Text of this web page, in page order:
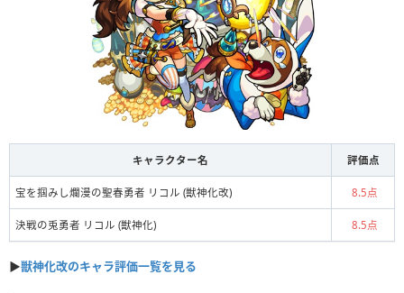
キャラクター名 評価点
宝を掴みし爛漫の聖春勇者 リコル (獣神化改) 8.5点
決戦の兎勇者 リコル (獣神化) 8.5点
▶︎獣神化改のキャラ評価一覧を見る